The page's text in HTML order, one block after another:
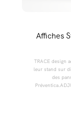
Affiches
TRACE design
leur stand sur
des